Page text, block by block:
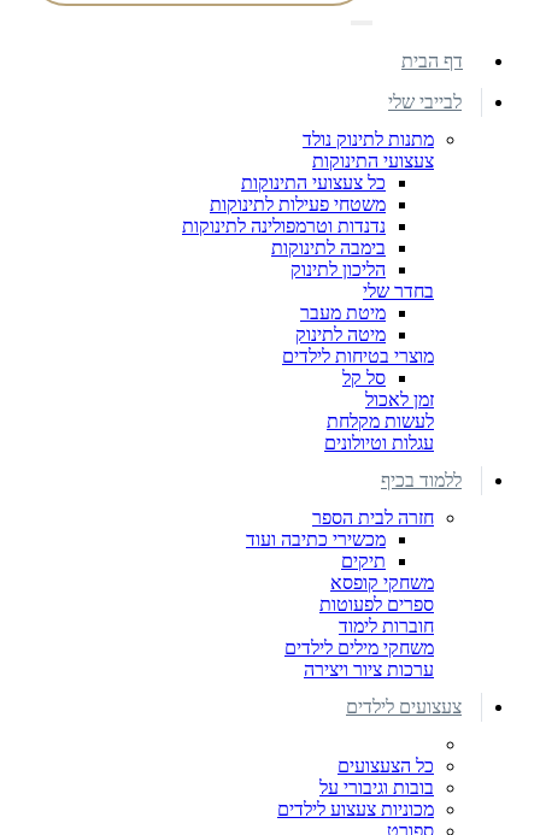
דף הבית
לבייבי שלי
מתנות לתינוק נולד
צעצועי התינוקות
כל צעצועי התינוקות
משטחי פעילות לתינוקות
נדנדות וטרמפולינה לתינוקות
בימבה לתינוקות
הליכון לתינוק
בחדר שלי
מיטת מעבר
מיטה לתינוק
מוצרי בטיחות לילדים
סל קל
זמן לאכול
לעשות מקלחת
עגלות וטיולונים
ללמוד בכיף
חזרה לבית הספר
מכשירי כתיבה ועוד
תיקים
משחקי קופסא
ספרים לפעוטות
חוברות לימוד
משחקי מילים לילדים
ערכות ציור ויצירה
צעצועים לילדים
כל הצעצועים
בובות וגיבורי על
מכוניות צעצוע לילדים
ספורט